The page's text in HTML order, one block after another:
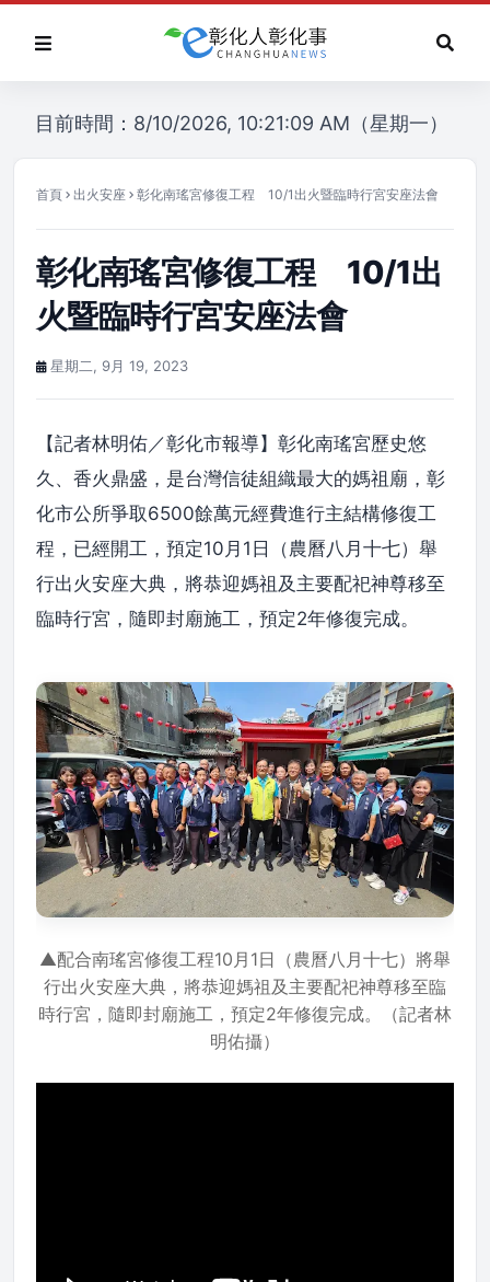
目前時間：8/10/2026, 10:21:09 AM（星期一）
首頁 出火安座 彰化南瑤宮修復工程 10/1出火暨臨時行宮安座法會
彰化南瑤宮修復工程 10/1出
火暨臨時行宮安座法會
星期二, 9月 19, 2023
【記者林明佑／彰化市報導】彰化南瑤宮歷史悠
久、香火鼎盛，是台灣信徒組織最大的媽祖廟，彰
化市公所爭取6500餘萬元經費進行主結構修復工
程，已經開工，預定10月1日（農曆八月十七）舉
行出火安座大典，將恭迎媽祖及主要配祀神尊移至
臨時行宮，隨即封廟施工，預定2年修復完成。
▲配合南瑤宮修復工程10月1日（農曆八月十七）將舉
行出火安座大典，將恭迎媽祖及主要配祀神尊移至臨
時行宮，隨即封廟施工，預定2年修復完成。（記者林
明佑攝）